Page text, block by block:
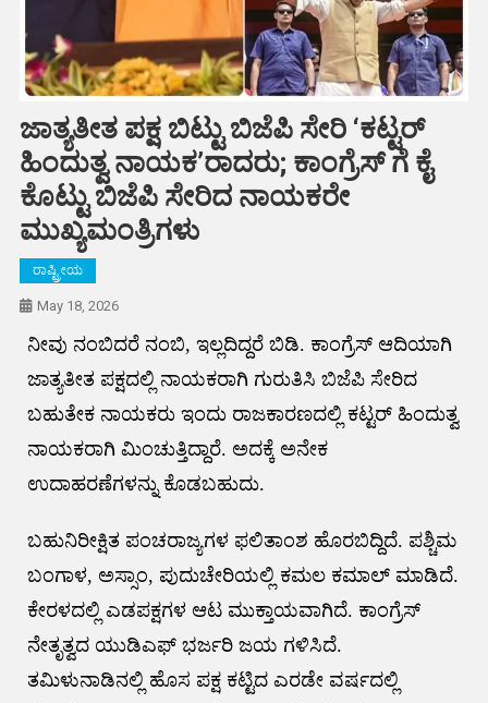
ಜಾತ್ಯತೀತ ಪಕ್ಷ ಬಿಟ್ಟು ಬಿಜೆಪಿ ಸೇರಿ ‘ಕಟ್ಟರ್
ಹಿಂದುತ್ವ ನಾಯಕ’ರಾದರು; ಕಾಂಗ್ರೆಸ್ ಗೆ ಕೈ
ಕೊಟ್ಟು ಬಿಜೆಪಿ ಸೇರಿದ ನಾಯಕರೇ
ಮುಖ್ಯಮಂತ್ರಿಗಳು
ರಾಷ್ಟ್ರೀಯ
May 18, 2026
ನೀವು ನಂಬಿದರೆ ನಂಬಿ, ಇಲ್ಲದಿದ್ದರೆ ಬಿಡಿ. ಕಾಂಗ್ರೆಸ್ ಆದಿಯಾಗಿ
ಜಾತ್ಯತೀತ ಪಕ್ಷದಲ್ಲಿ ನಾಯಕರಾಗಿ ಗುರುತಿಸಿ ಬಿಜೆಪಿ ಸೇರಿದ
ಬಹುತೇಕ ನಾಯಕರು ಇಂದು ರಾಜಕಾರಣದಲ್ಲಿ ಕಟ್ಟರ್ ಹಿಂದುತ್ವ
ನಾಯಕರಾಗಿ ಮಿಂಚುತ್ತಿದ್ದಾರೆ. ಅದಕ್ಕೆ ಅನೇಕ
ಉದಾಹರಣೆಗಳನ್ನು ಕೊಡಬಹುದು.
ಬಹುನಿರೀಕ್ಷಿತ ಪಂಚರಾಜ್ಯಗಳ ಫಲಿತಾಂಶ ಹೊರಬಿದ್ದಿದೆ. ಪಶ್ಚಿಮ
ಬಂಗಾಳ, ಅಸ್ಸಾಂ, ಪುದುಚೇರಿಯಲ್ಲಿ ಕಮಲ ಕಮಾಲ್ ಮಾಡಿದೆ.
ಕೇರಳದಲ್ಲಿ ಎಡಪಕ್ಷಗಳ ಆಟ ಮುಕ್ತಾಯವಾಗಿದೆ. ಕಾಂಗ್ರೆಸ್
ನೇತೃತ್ವದ ಯುಡಿಎಫ್ ಭರ್ಜರಿ ಜಯ ಗಳಿಸಿದೆ.
ತಮಿಳುನಾಡಿನಲ್ಲಿ ಹೊಸ ಪಕ್ಷ ಕಟ್ಟಿದ ಎರಡೇ ವರ್ಷದಲ್ಲಿ